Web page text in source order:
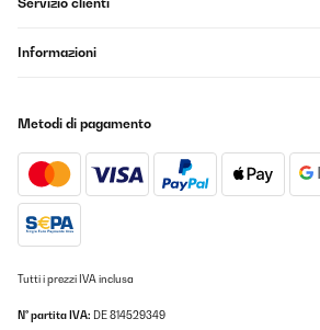
Informazioni
Metodi di pagamento
Tutti i prezzi IVA inclusa
N° partita IVA: DE 814529349